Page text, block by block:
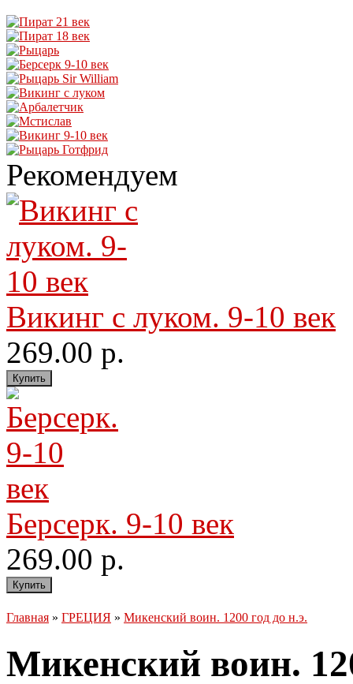
Рекомендуем
Викинг с луком. 9-10 век
269.00 р.
Берсерк. 9-10 век
269.00 р.
Главная » ГРЕЦИЯ » Микенский воин. 1200 год до н.э.
Микенский воин.